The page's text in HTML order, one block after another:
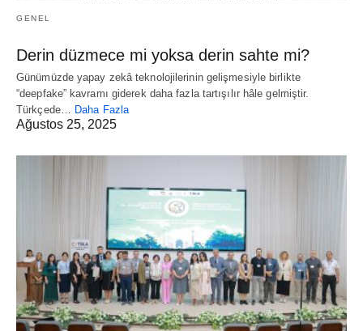
GENEL
Derin düzmece mi yoksa derin sahte mi?
Günümüzde yapay zekâ teknolojilerinin gelişmesiyle birlikte
“deepfake” kavramı giderek daha fazla tartışılır hâle gelmiştir.
Türkçede…
Daha Fazla
Ağustos 25, 2025